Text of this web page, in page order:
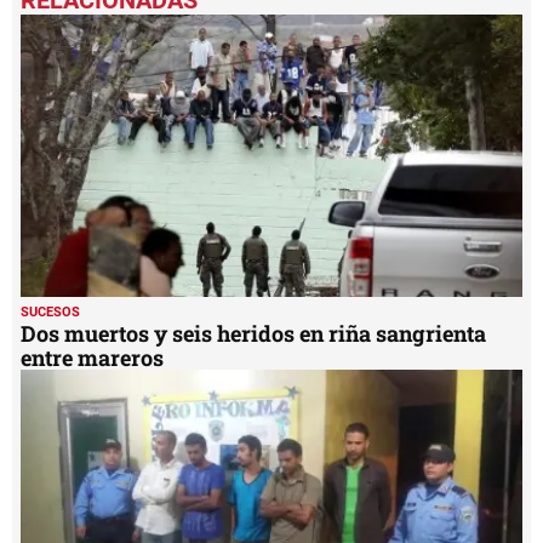
SUCESOS
Dos muertos y seis heridos en riña sangrienta
entre mareros